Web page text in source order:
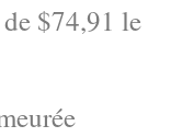
$74,91 le